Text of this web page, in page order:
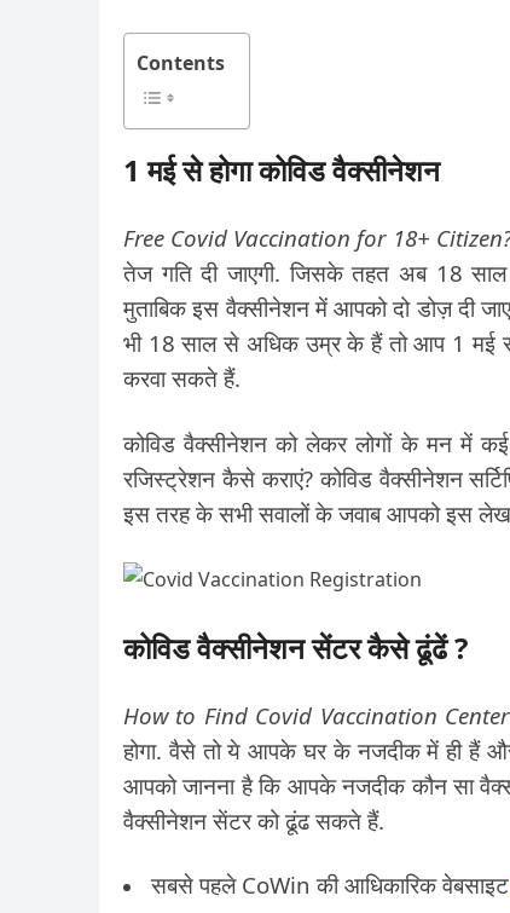
Contents
1 मई से होगा कोविड वैक्सीनेशन
Free Covid Vaccination for 18+
तेज गति दी जाएगी. जिसके तहत अब 18
मुताबिक इस वैक्सीनेशन में आपको दो डोज़ दी
भी 18 साल से अधिक उम्र के हैं तो आप 1
करवा सकते हैं.
कोविड वैक्सीनेशन को लेकर लोगों के मन में
रजिस्ट्रेशन कैसे कराएं? कोविड वैक्सीनेशन
इस तरह के सभी सवालों के जवाब आपको इस
कोविड वैक्सीनेशन सेंटर कैसे ढूंढें ?
How to Find Covid Vaccination
होगा. वैसे तो ये आपके घर के नजदीक में ही हैं और
आपको जानना है कि आपके नजदीक कौन सा
वैक्सीनेशन सेंटर को ढूंढ सकते हैं.
सबसे पहले CoWin की आधिकारिक वेबसाइट